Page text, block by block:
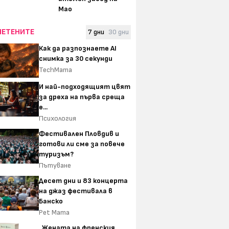
Мао
7 дни 30 дни
Как да разпознаете AI
снимка за 30 секунди
TechMama
И най-подходящият цвят
за дреха на първа среща
е...
Психология
Фестивален Пловдив и
готови ли сме за повече
туризъм?
Пътуване
Десет дни и 83 концерта
на джаз фестивала в
Банско
Pet Mama